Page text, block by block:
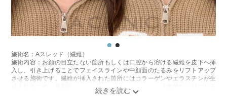
施術名：Aスレッド（繊維）
施術内容：お顔の目立たない箇所もしくは口腔から溶ける繊維を皮下へ挿
入し、引き上げることでフェイスラインや中顔面のたるみをリフトアップ
させる施術です。繊維が挿入された箇所にはコラーゲンやエラスチンが生
成されるため、長期的な美肌効果、肌質の改善効果、将来的なシワやたる
みの予防効果が期待できます。